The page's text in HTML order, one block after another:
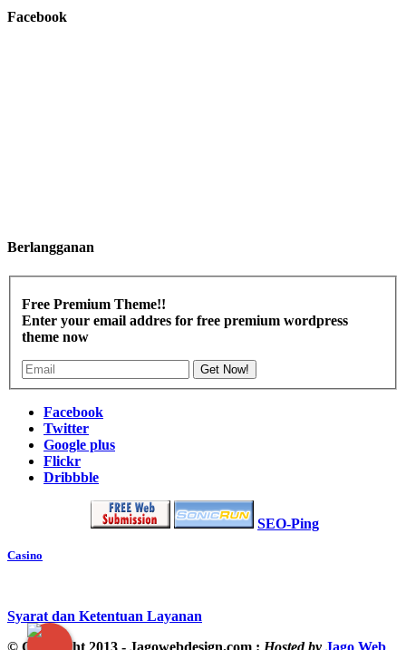
Facebook
Berlangganan
Free Premium Theme!!
Enter your email addres for free premium wordpress
theme now
Get Now!
Facebook
Twitter
Google plus
Flickr
Dribbble
SEO-Ping
Casino
Syarat dan Ketentuan Layanan